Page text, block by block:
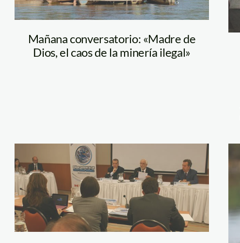
Mañana conversatorio: «Madre de
Dios, el caos de la minería ilegal»
minam_alc_ue